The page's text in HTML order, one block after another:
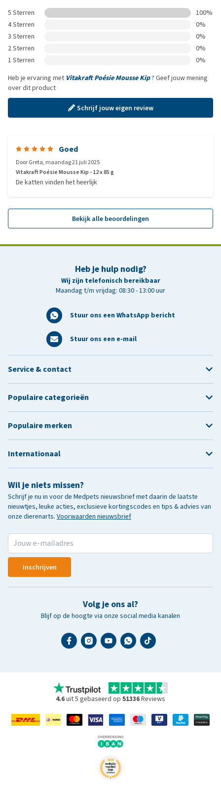
5 Sterren
100%
4 Sterren
0%
3 Sterren
0%
2 Sterren
0%
1 Sterren
0%
Heb je ervaring met Vitakraft Poésie Mousse Kip? Geef jouw mening
over dit product
Schrijf jouw eigen review
Goed
DoorGreta, maandag 21 juli 2025
Vitakraft Poésie Mousse Kip - 12 x 85 g
De katten vinden het heerlijk
Bekijk alle beoordelingen
Heb je hulp nodig?
Wij zijn telefonisch bereikbaar
Maandag t/m vrijdag: 08:30 - 13:00 uur
Stuur ons een WhatsApp bericht
Stuur ons een e-mail
Wil je niets missen?
Schrijf je nu in voor de Medpets nieuwsbrief met daarin de laatste
nieuwtjes, leuke acties, exclusieve kortingscodes en tips & advies van
onze dierenarts. Voorwaarden nieuwsbrief
Inschrijven
Volg je ons al?
Blijf op de hoogte via onze social media kanalen
Service & contact
Populaire categorieën
Populaire merken
Internationaal
4.6uit 5 gebaseerd op 51336Reviews